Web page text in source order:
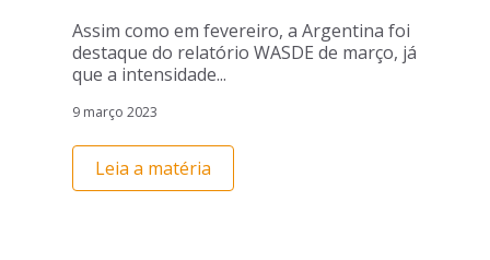
Assim como em fevereiro, a Argentina foi
destaque do relatório WASDE de março, já
que a intensidade...
9 março 2023
Leia a matéria